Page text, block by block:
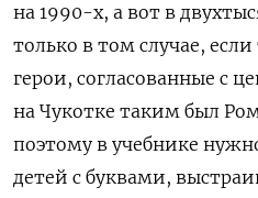
на 1990-х, а вот в
только в том случае,
герои, согласованные с
на Чукотке таким был
поэтому в учебнике
детей с буквами,